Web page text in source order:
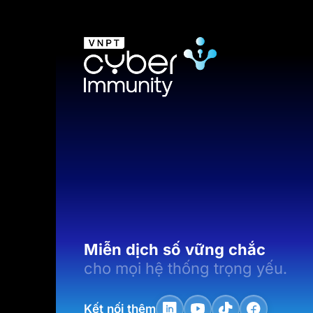
Miễn dịch số vững chắc
cho mọi hệ thống trọng yếu.
Kết nối thêm